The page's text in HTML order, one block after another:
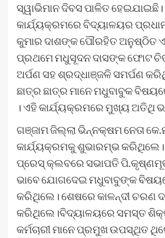
ସ୍ୱାଭିମାନ ଦିବସ ପାଳିତ
କାର୍ଯ୍ୟକ୍ରମରେ ବିଦ୍ୟାଳୟର
କୁମାର ଦାଶଙ୍କ ପୌରହିତ ଅନୁଷ୍ଠିତ
ପ୍ରଥମେ ମଧୁସୂଦନ ଦାସଙ୍କ ଫୋଟ
ଅର୍ପଣ ସହ ଶ୍ରଦ୍ଧାଞ୍ଜଳି ସମର୍ପଣ
ଛାତ୍ର ଛାତ୍ର ମାନେ ମଧୁବାବୁକ
। ଏହି କାର୍ଯ୍ୟକ୍ରମରେ ମୁଖ୍ୟ ଅତିଥି
ଗଞ୍ଜାମ ଜିଲ୍ଲା ଭିନ୍ନକ୍ଷମ ନେତା
କାର୍ଯ୍ୟକ୍ରମକୁ ଶୁଭାରମ୍ଭ
ପ୍ରେସ୍ କ୍ଲବରେ ସଭାପତି
ଭାବେ ଯୋଗଦେଇ ମଧୁବାବୁଙ୍କ
କରିଥିଲେ। ଶେଷରେ କାଳନ୍ଦୀ ଚରଣ
କରିଥିଲେ।ବିଦ୍ୟାଳୟରେ ସମସ୍ତ
କର୍ମଚାରୀ ମାନେ ପ୍ରମୁଖ ଉପସ୍ଥିତ